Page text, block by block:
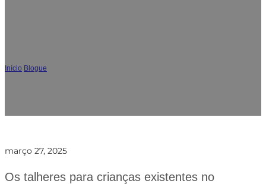
Início Blogue
março 27, 2025
Os talheres para crianças existentes no